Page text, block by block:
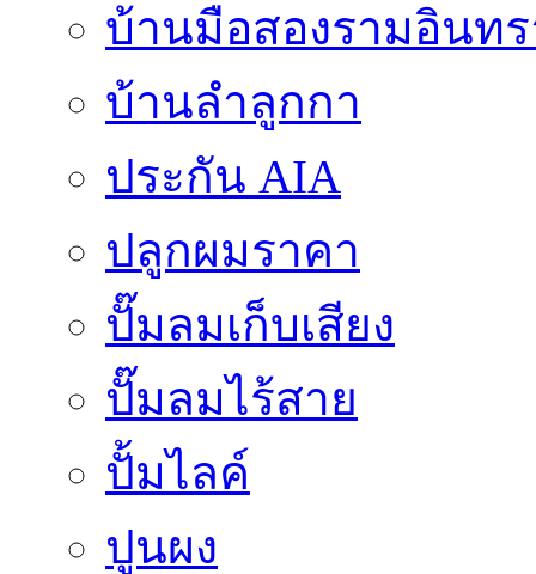
บ้านมือสองรามอินท
บ้านลำลูกกา
ประกัน AIA
ปลูกผมราคา
ปั๊มลมเก็บเสียง
ปั๊มลมไร้สาย
ปั้มไลค์
ปูนผง